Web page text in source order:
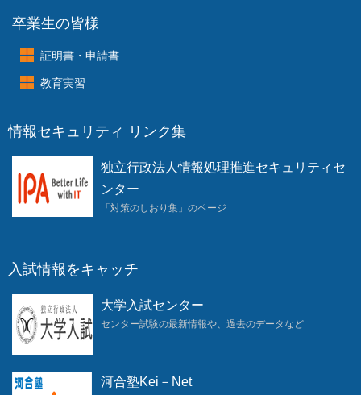
卒業生の皆様
証明書・申請書
教育実習
情報セキュリティ リンク集
独立行政法人情報処理推進セキュリティセ
ンター
「対策のしおり集」のページ
入試情報をキャッチ
大学入試センター
センター試験の最新情報や、過去のデータなど
河合塾Kei－Net